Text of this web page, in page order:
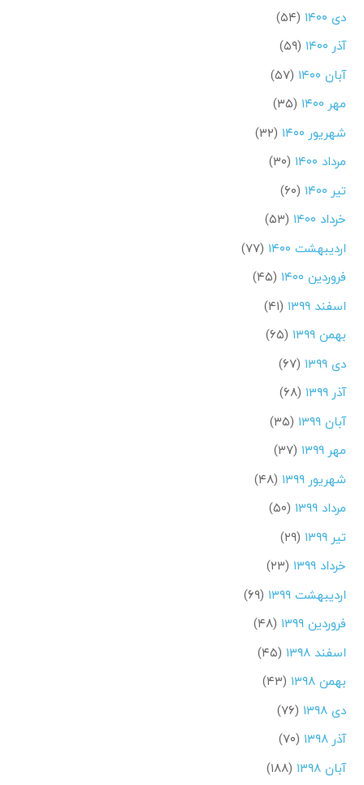
دی ۱۴۰۰
(۵۴)
آذر ۱۴۰۰
(۵۹)
آبان ۱۴۰۰
(۵۷)
مهر ۱۴۰۰
(۳۵)
شهریور ۱۴۰۰
(۳۲)
مرداد ۱۴۰۰
(۳۰)
تیر ۱۴۰۰
(۶۰)
خرداد ۱۴۰۰
(۵۳)
اردیبهشت ۱۴۰۰
(۷۷)
فروردین ۱۴۰۰
(۴۵)
اسفند ۱۳۹۹
(۴۱)
بهمن ۱۳۹۹
(۶۵)
دی ۱۳۹۹
(۶۷)
آذر ۱۳۹۹
(۶۸)
آبان ۱۳۹۹
(۳۵)
مهر ۱۳۹۹
(۳۷)
شهریور ۱۳۹۹
(۴۸)
مرداد ۱۳۹۹
(۵۰)
تیر ۱۳۹۹
(۲۹)
خرداد ۱۳۹۹
(۲۳)
اردیبهشت ۱۳۹۹
(۶۹)
فروردین ۱۳۹۹
(۴۸)
اسفند ۱۳۹۸
(۴۵)
بهمن ۱۳۹۸
(۴۳)
دی ۱۳۹۸
(۷۶)
آذر ۱۳۹۸
(۷۰)
آبان ۱۳۹۸
(۱۸۸)